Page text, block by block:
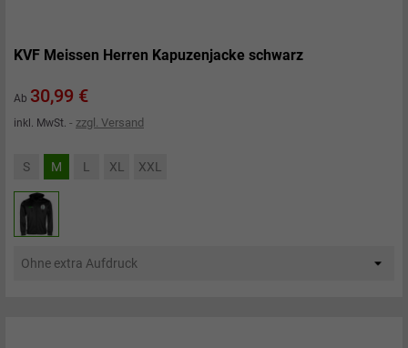
KVF Meissen Herren Kapuzenjacke schwarz
Ab Preis
30,99 €
inkl. MwSt. zzgl. Versand
S M L XL XXL